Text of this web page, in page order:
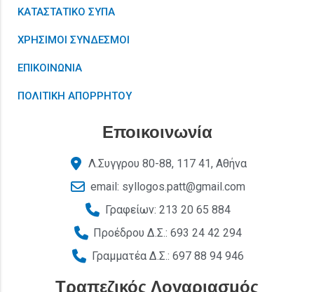
ΚΑΤΑΣΤΑΤΙΚΟ ΣΥΠΑ
ΧΡΗΣΙΜΟΙ ΣΥΝΔΕΣΜΟΙ
ΕΠΙΚΟΙΝΩΝΙΑ
ΠΟΛΙΤΙΚΗ ΑΠΟΡΡΗΤΟΥ
Εποικοινωνία
Λ.Συγγρου 80-88, 117 41, Αθήνα
email: syllogos.patt@gmail.com
Γραφείων: 213 20 65 884
Προέδρου Δ.Σ.: 693 24 42 294
Γραμματέα Δ.Σ.: 697 88 94 946
Τραπεζικός Λογαριασμός